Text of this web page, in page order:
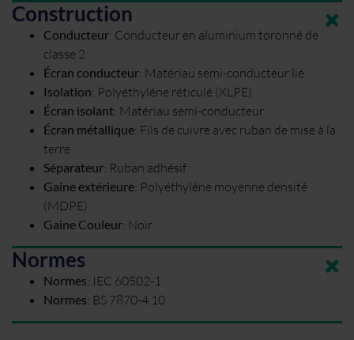
Construction
Conducteur: Conducteur en aluminium toronné de
classe 2
Écran conducteur: Matériau semi-conducteur lié
Isolation: Polyéthylène réticulé (XLPE)
Écran isolant: Matériau semi-conducteur
Écran métallique: Fils de cuivre avec ruban de mise à la
terre
Séparateur: Ruban adhésif
Gaine extérieure: Polyéthylène moyenne densité
(MDPE)
Gaine Couleur: Noir
Normes
Normes: IEC 60502-1
Normes: BS 7870-4.10